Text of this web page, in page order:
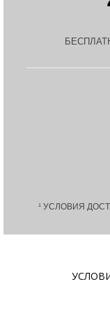
¹ УСЛОВИЯ